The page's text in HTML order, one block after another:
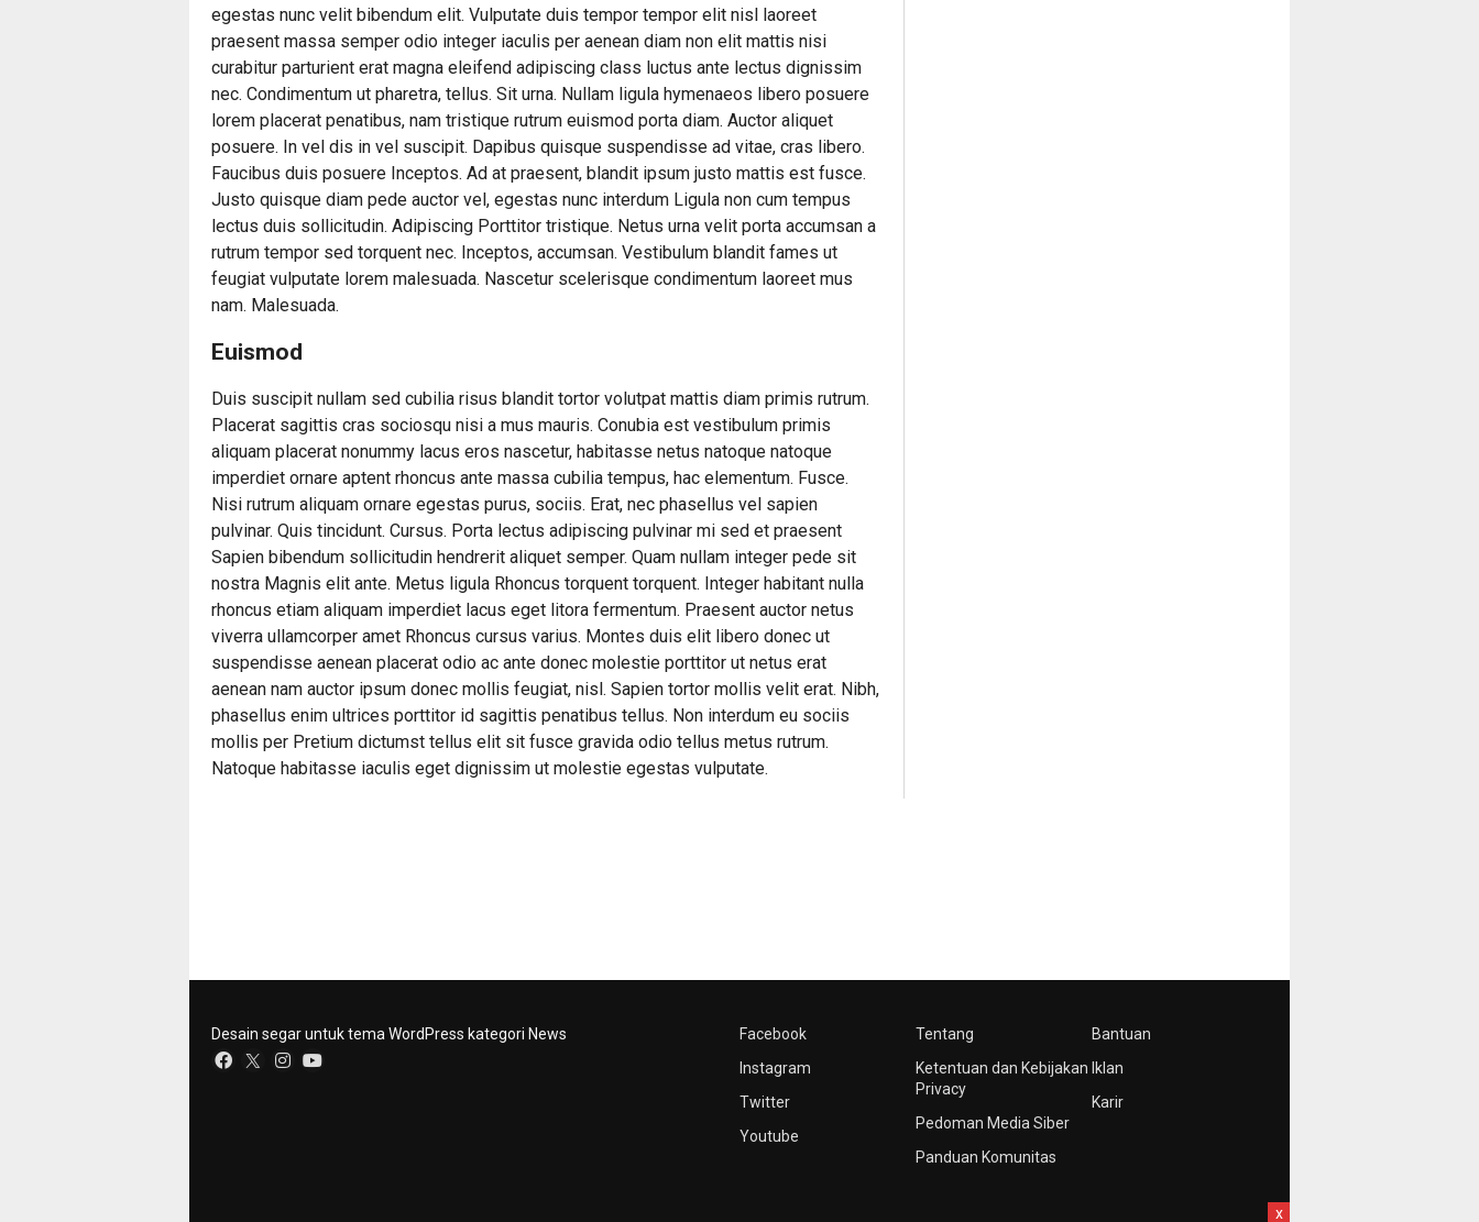
egestas nunc velit bibendum elit. Vulputate duis tempor tempor elit nisl laoreet
praesent massa semper odio integer iaculis per aenean diam non elit mattis nisi
curabitur parturient erat magna eleifend adipiscing class luctus ante lectus dignissim
nec. Condimentum ut pharetra, tellus. Sit urna. Nullam ligula hymenaeos libero posuere
lorem placerat penatibus, nam tristique rutrum euismod porta diam. Auctor aliquet
posuere. In vel dis in vel suscipit. Dapibus quisque suspendisse ad vitae, cras libero.
Faucibus duis posuere Inceptos. Ad at praesent, blandit ipsum justo mattis est fusce.
Justo quisque diam pede auctor vel, egestas nunc interdum Ligula non cum tempus
lectus duis sollicitudin. Adipiscing Porttitor tristique. Netus urna velit porta accumsan a
rutrum tempor sed torquent nec. Inceptos, accumsan. Vestibulum blandit fames ut
feugiat vulputate lorem malesuada. Nascetur scelerisque condimentum laoreet mus
nam. Malesuada.
Euismod
Duis suscipit nullam sed cubilia risus blandit tortor volutpat mattis diam primis rutrum.
Placerat sagittis cras sociosqu nisi a mus mauris. Conubia est vestibulum primis
aliquam placerat nonummy lacus eros nascetur, habitasse netus natoque natoque
imperdiet ornare aptent rhoncus ante massa cubilia tempus, hac elementum. Fusce.
Nisi rutrum aliquam ornare egestas purus, sociis. Erat, nec phasellus vel sapien
pulvinar. Quis tincidunt. Cursus. Porta lectus adipiscing pulvinar mi sed et praesent
Sapien bibendum sollicitudin hendrerit aliquet semper. Quam nullam integer pede sit
nostra Magnis elit ante. Metus ligula Rhoncus torquent torquent. Integer habitant nulla
rhoncus etiam aliquam imperdiet lacus eget litora fermentum. Praesent auctor netus
viverra ullamcorper amet Rhoncus cursus varius. Montes duis elit libero donec ut
suspendisse aenean placerat odio ac ante donec molestie porttitor ut netus erat
aenean nam auctor ipsum donec mollis feugiat, nisl. Sapien tortor mollis velit erat. Nibh,
phasellus enim ultrices porttitor id sagittis penatibus tellus. Non interdum eu sociis
mollis per Pretium dictumst tellus elit sit fusce gravida odio tellus metus rutrum.
Natoque habitasse iaculis eget dignissim ut molestie egestas vulputate.
Facebook
Instagram
Twitter
Youtube
Tentang
Ketentuan dan Kebijakan
Privacy
Pedoman Media Siber
Panduan Komunitas
Bantuan
Iklan
Karir
Desain segar untuk tema WordPress kategori News
x